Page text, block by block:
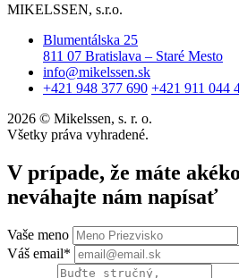
MIKELSSEN, s.r.o.
Blumentálska 25
811 07 Bratislava – Staré Mesto
info@mikelssen.sk
+421 948 377 690 +421 911 044
2026 © Mikelssen, s. r. o.
Všetky práva vyhradené.
V prípade, že máte
neváhajte nám napísať
Vaše meno
Váš email*